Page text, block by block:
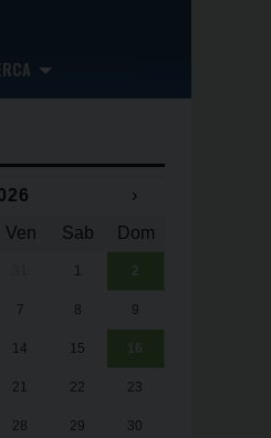
›
Ven Sab Dom
1 2
7 8 9
14 15 16
21 22 23
28 29 30